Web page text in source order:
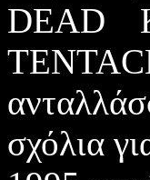
DEAD
σχόλια